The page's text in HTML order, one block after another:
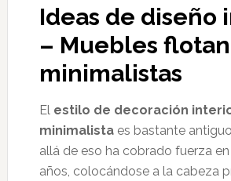
Ideas de diseño
– Muebles
minimalistas
El estilo de decoración
minimalistaes bastante
allá de eso ha cobrado fuerza
años, colocándose a la cabeza